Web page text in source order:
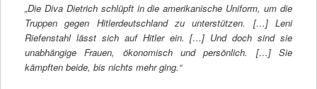
„Die Diva Dietrich schlüpft in die amerikanische Uniform, um die
Truppen gegen Hitlerdeutschland zu unterstützen. […] Leni
Riefenstahl lässt sich auf Hitler ein. […] Und doch sind sie
unabhängige Frauen, ökonomisch und persönlich. […] Sie
kämpften beide, bis nichts mehr ging.“